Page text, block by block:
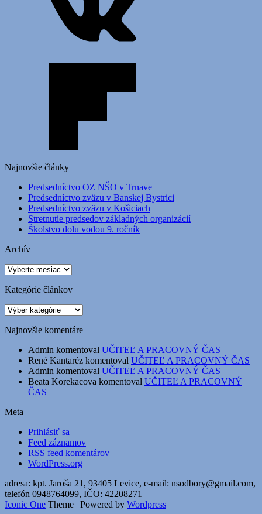
Najnovšie články
Predsedníctvo OZ NŠO v Trnave
Predsedníctvo zväzu v Banskej Bystrici
Predsedníctvo zväzu v Košiciach
Stretnutie predsedov základných organizácií
Školstvo dolu vodou 9. ročník
Archív
Archív
Kategórie článkov
Kategórie
Najnovšie komentáre
Admin komentoval UČITEĽ A PRACOVNÝ ČAS
René Kantaréz komentoval UČITEĽ A PRACOVNÝ ČAS
Admin komentoval UČITEĽ A PRACOVNÝ ČAS
Beata Korekacova komentoval UČITEĽ A PRACOVNÝ
ČAS
Meta
Prihlásiť sa
Feed záznamov
RSS feed komentárov
WordPress.org
adresa: kpt. Jaroša 21, 93405 Levice, e-mail: nsodbory@gmail.com,
telefón 0948764099, IČO: 42208271
Iconic One Theme | Powered by Wordpress